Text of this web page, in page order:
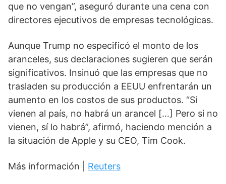
que no vengan”, aseguró durante una cena con
directores ejecutivos de empresas tecnológicas.
Aunque Trump no especificó el monto de los
aranceles, sus declaraciones sugieren que serán
significativos. Insinuó que las empresas que no
trasladen su producción a EEUU enfrentarán un
aumento en los costos de sus productos. “Si
vienen al país, no habrá un arancel […] Pero si no
vienen, sí lo habrá”, afirmó, haciendo mención a
la situación de Apple y su CEO, Tim Cook.
Más información | Reuters